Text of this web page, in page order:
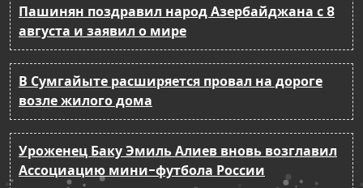
Пашинян поздравил народ Азербайджана с 8
августа и заявил о мире
В Сумгайыте расширяется провал на дороге
возле жилого дома
Уроженец Баку Эмиль Алиев вновь возглавил
Ассоциацию мини-футбола России